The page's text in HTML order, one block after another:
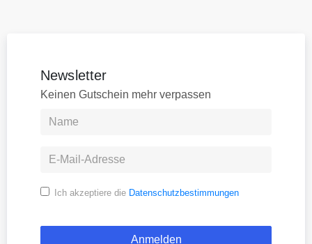
Newsletter
Keinen Gutschein mehr verpassen
Ich akzeptiere die Datenschutzbestimmungen